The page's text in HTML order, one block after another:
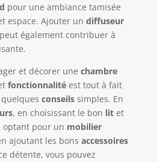
pour une ambiance tamisée
espace. Ajouter un diffuseur
également contribuer à
et décorer une chambre
fonctionnalitéest tout à fait
conseilssimples. En
, en choisissant le bon litet
optant pour un mobilier
ajoutant les bons accessoires
détente, vous pouvez